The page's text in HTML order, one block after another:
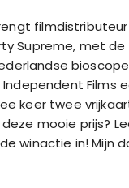
Supreme, met
keer twee
mooie prijs?
winactie in! Mijn